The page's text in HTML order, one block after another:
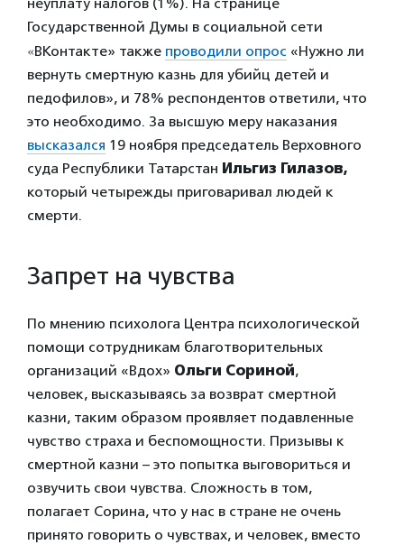
Государственной Думы в социальной сети
«ВКонтакте» также проводили опрос «Нужно ли
вернуть смертную казнь для убийц детей и
педофилов», и 78% респондентов ответили, что
это необходимо. За высшую меру наказания
высказался 19 ноября председатель Верховного
суда Республики Татарстан Ильгиз Гилазов,
который четырежды приговаривал людей к
смерти.
Запрет на чувства
По мнению психолога Центра психологической
помощи сотрудникам благотворительных
организаций «Вдох» Ольги Сориной,
человек, высказываясь за возврат смертной
казни, таким образом проявляет подавленные
чувство страха и беспомощности. Призывы к
смертной казни – это попытка выговориться и
озвучить свои чувства. Сложность в том,
полагает Сорина, что у нас в стране не очень
принято говорить о чувствах, и человек, вместо